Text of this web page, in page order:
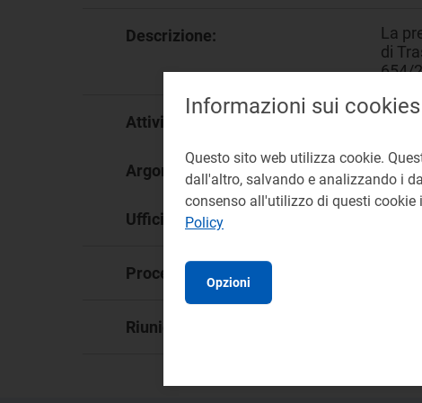
Descrizione: La
di
654/
Attività:
Argomento:
Ufficio responsabile:
Procedimento:
Riunione:
Informazioni sui cookies
Questo sito web utilizza cookie.
dall'altro, salvando e analizzando i
consenso all'utilizzo di questi
Policy
Opzioni